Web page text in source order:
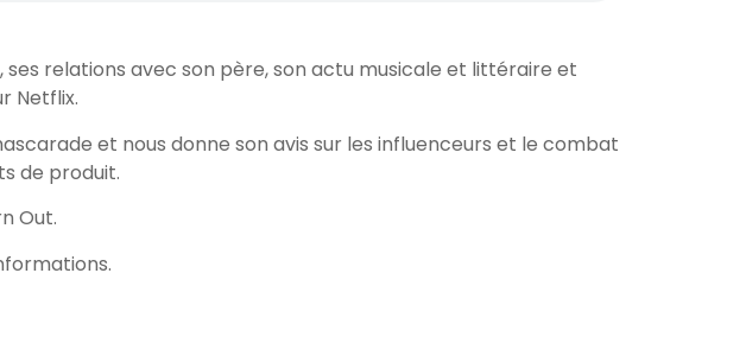
ses relations avec son père, son actu musicale et littéraire et
Netflix.
et nous donne son avis sur les influenceurs et le combat
de produit.
Out.